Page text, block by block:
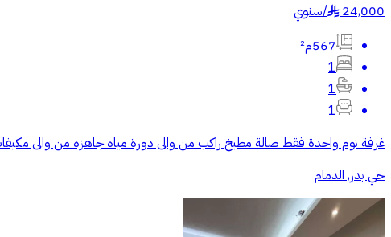
24,000
§
/سنوي
567م²
1
1
1
غرفة نوم واحدة فقط صالة مطبخ راكب من والى دورة مياه جاهزه من والى
حي بدر, الدمام